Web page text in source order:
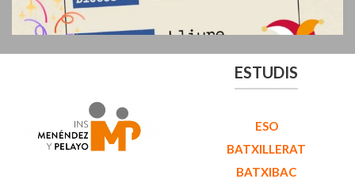
ESTUDIS
ESO
BATXILLERAT
BATXIBAC